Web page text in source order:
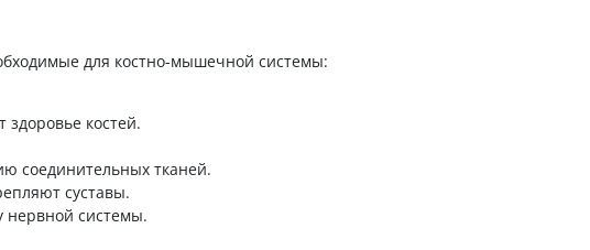
для костно-мышечной системы:
костей.
соединительных тканей.
суставы.
нервной системы.